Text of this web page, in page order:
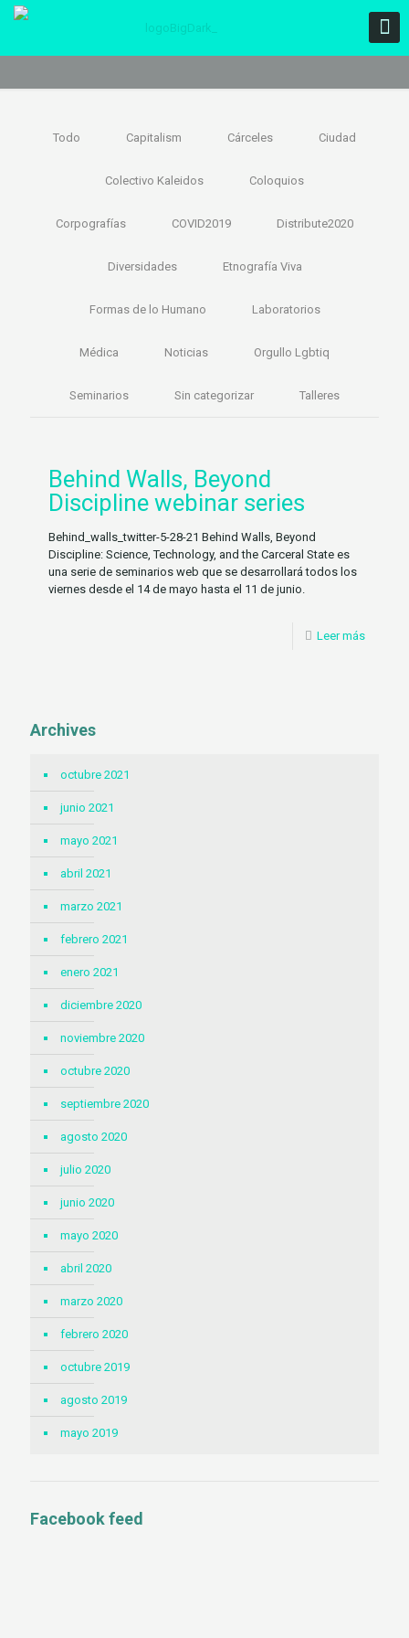
Todo Capitalism Cárceles Ciudad
Colectivo Kaleidos Coloquios
Corpografías COVID2019 Distribute2020
Diversidades Etnografía Viva
Formas de lo Humano Laboratorios
Médica Noticias Orgullo Lgbtiq
Seminarios Sin categorizar Talleres
Behind Walls, Beyond
Discipline webinar series
Behind_walls_twitter-5-28-21 Behind Walls, Beyond
Discipline: Science, Technology, and the Carceral State es
una serie de seminarios web que se desarrollará todos los
viernes desde el 14 de mayo hasta el 11 de junio.
Leer más
Archives
octubre 2021
junio 2021
mayo 2021
abril 2021
marzo 2021
febrero 2021
enero 2021
diciembre 2020
noviembre 2020
octubre 2020
septiembre 2020
agosto 2020
julio 2020
junio 2020
mayo 2020
abril 2020
marzo 2020
febrero 2020
octubre 2019
agosto 2019
mayo 2019
Facebook feed